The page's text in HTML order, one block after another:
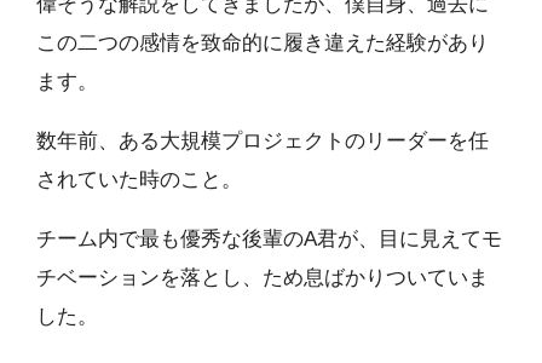
この二つの感情を致命的に履き違えた経験があり
ます。
数年前、ある大規模プロジェクトのリーダーを任
されていた時のこと。
チーム内で最も優秀な後輩のA君が、目に見えてモ
チベーションを落とし、ため息ばかりついていま
した。